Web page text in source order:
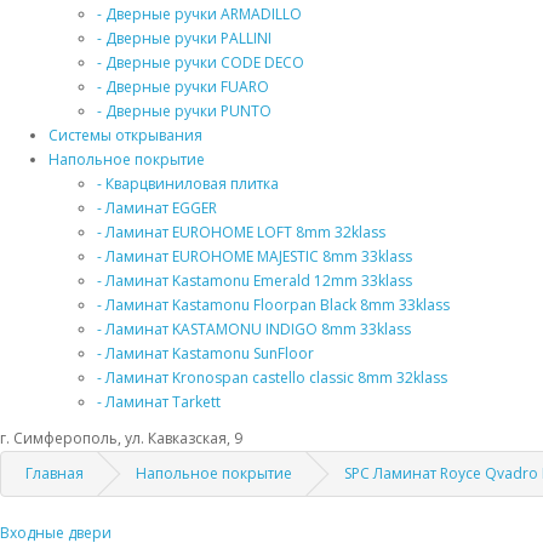
- Дверные ручки ARMADILLO
- Дверные ручки PALLINI
- Дверные ручки CODE DECO
- Дверные ручки FUARO
- Дверные ручки PUNTO
Системы открывания
Напольное покрытие
- Кварцвиниловая плитка
- Ламинат EGGER
- Ламинат EUROHOME LOFT 8mm 32klass
- Ламинат EUROHOME MAJESTIC 8mm 33klass
- Ламинат Kastamonu Emerald 12mm 33klass
- Ламинат Kastamonu Floorpan Black 8mm 33klass
- Ламинат KASTAMONU INDIGO 8mm 33klass
- Ламинат Kastamonu SunFloor
- Ламинат Kronospan castello classic 8mm 32klass
- Ламинат Tarkett
г. Симферополь, ул. Кавказская, 9
Главная
Напольное покрытие SPC Ламинат Royce
Входные двери